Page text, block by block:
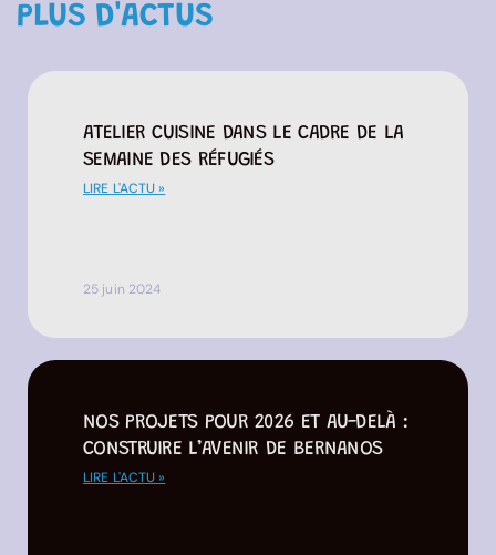
PLUS D'ACTUS
ATELIER CUISINE DANS LE CADRE DE LA
SEMAINE DES RÉFUGIÉS
LIRE L'ACTU »
25 juin 2024
NOS PROJETS POUR 2026 ET AU-DELÀ :
CONSTRUIRE L’AVENIR DE BERNANOS
LIRE L'ACTU »